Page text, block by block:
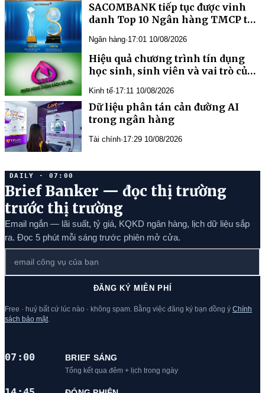
SACOMBANK tiếp tục được vinh
danh Top 10 Ngân hàng TMCP tư
Ngân hàng·17:01 10/08/2026
Hiệu quả chương trình tín dụng
học sinh, sinh viên và vai trò của
bàn TP. Đồng Nai
Kinh tế·17:11 10/08/2026
Dữ liệu phân tán cản đường AI
trong ngân hàng
Tài chính·17:29 10/08/2026
DAILY · 07:00
Brief Banker — đọc thị trường
trước thị trường
Email ngắn — lãi suất, tỷ giá, KQKD ngân hàng, lịch dữ liệu sắp
ra. Đọc 5 phút mỗi sáng trước phiên mở cửa.
ĐĂNG KÝ MIỄN PHÍ
Free · huỷ bất cứ lúc nào · không spam. Bằng việc đăng ký bạn đồng ý Chính
sách bảo mật
07:00 BRIEF SÁNG
Tổng kết qua đêm + lịch trong ngày